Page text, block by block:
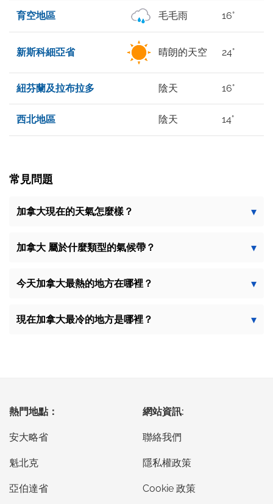
育空地區 毛毛雨 16°
新斯科細亞省 晴朗的天空 24°
紐芬蘭及拉布拉多 陰天 16°
西北地區 陰天 14°
常見問題
加拿大現在的天氣怎麼樣？
加拿大 屬於什麼類型的氣候帶？
今天加拿大最熱的地方在哪裡？
現在加拿大最冷的地方是哪裡？
熱門地點：
安大略省
魁北克
亞伯達省
網站資訊:
聯絡我們
隱私權政策
Cookie 政策